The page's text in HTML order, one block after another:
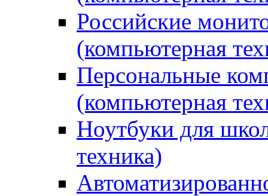
Российские
(компьютерная
Персональные
(компьютерная
Ноутбуки для
техника)